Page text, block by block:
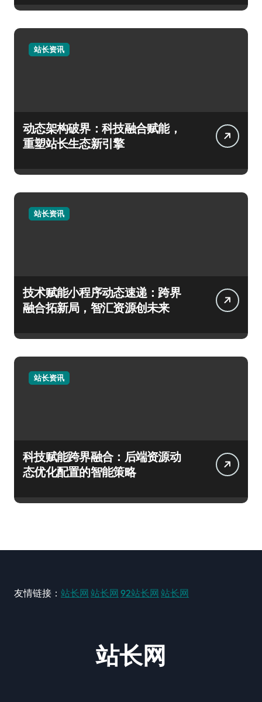
站长资讯
动态架构破界：科技融合赋能，
重塑站长生态新引擎
站长资讯
技术赋能小程序动态速递：跨界
融合拓新局，智汇资源创未来
站长资讯
科技赋能跨界融合：后端资源动
态优化配置的智能策略
友情链接： 站长网 站长网 92站长网 站长网
站长网